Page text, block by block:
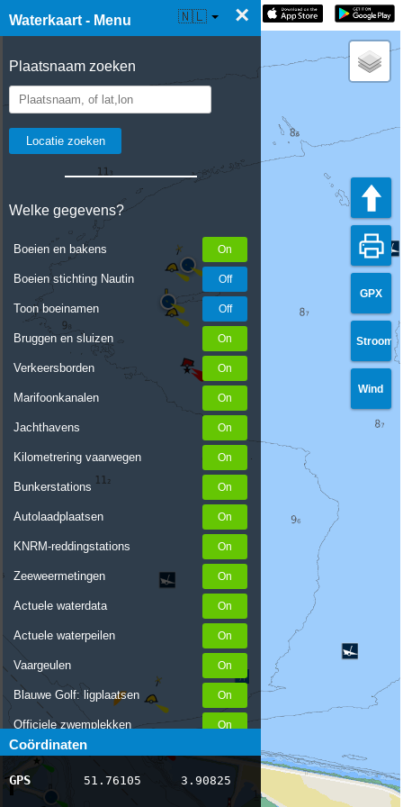
Waterkaart - Menu ×
Plaatsnaam zoeken
Welke gegevens?
Boeien en bakens
Boeien stichting Nautin
Toon boeinamen
Bruggen en sluizen
Verkeersborden
Marifoonkanalen
Jachthavens
Kilometrering vaarwegen
Bunkerstations
Autolaadplaatsen
KNRM-reddingstations
Zeeweermetingen
Actuele waterdata
Actuele waterpeilen
Vaargeulen
Blauwe Golf: ligplaatsen
Officiele zwemplekken
Stremmingen/hinder
AIS scheepsposities
Coördinaten
GPS 51.76105 3.90825
☰ Waterkaart Live 🇳🇱
GPX
Stroom
Wind